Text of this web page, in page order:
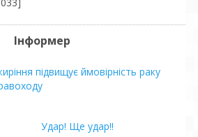
Інформер
підвищує ймовірність раку
Удар! Ще удар!!